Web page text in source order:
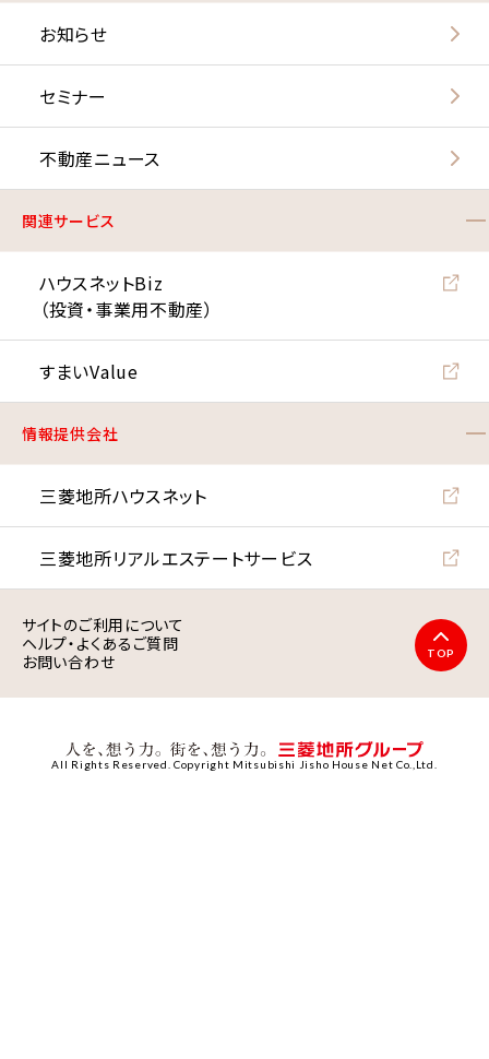
お知らせ
セミナー
不動産ニュース
関連サービス
ハウスネットBiz
（投資・事業用不動産）
すまいValue
情報提供会社
三菱地所ハウスネット
三菱地所リアルエステートサービス
サイトのご利用について
ヘルプ・よくあるご質問
お問い合わせ
TOP
All Rights Reserved. Copyright Mitsubishi Jisho House Net Co.,Ltd.